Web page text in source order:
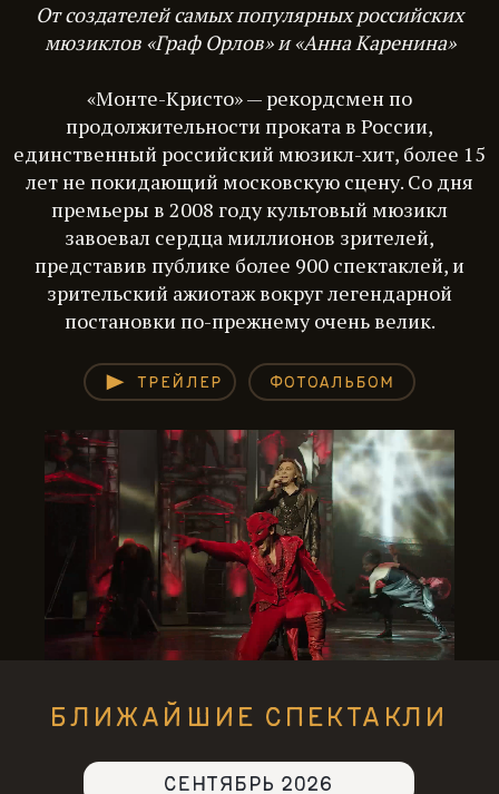
От создателей самых популярных российских
мюзиклов «Граф Орлов» и «Анна Каренина»
«Монте-Кристо» — рекордсмен по
продолжительности проката в России,
единственный российский мюзикл-хит, более 15
лет не покидающий московскую сцену. Со дня
премьеры в 2008 году культовый мюзикл
завоевал сердца миллионов зрителей,
представив публике более 900 спектаклей, и
зрительский ажиотаж вокруг легендарной
постановки по-прежнему очень велик.
ТРЕЙЛЕР ФОТОАЛЬБОМ
БЛИЖАЙШИЕ СПЕКТАКЛИ
СЕНТЯБРЬ 2026